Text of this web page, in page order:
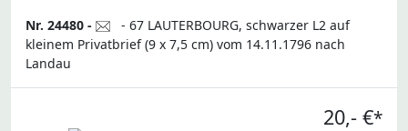
Nr. 24480 -
- 67 LAUTERBOURG, schwarzer L2 auf
kleinem Privatbrief (9 x 7,5 cm) vom 14.11.1796 nach
Landau
20,- €*